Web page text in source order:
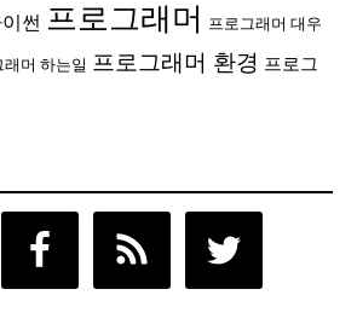
썬 프로그래머 프로그래머 대우
래머 하는일 프로그래머 환경 프로그